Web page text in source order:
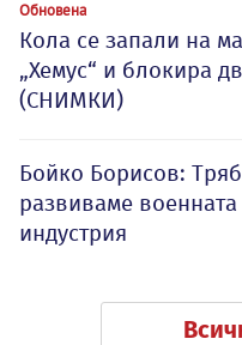
Обновена
Кола се запали на
„Хемус“ и блокира
(СНИМКИ)
Бойко Борисов:
развиваме военната
индустрия